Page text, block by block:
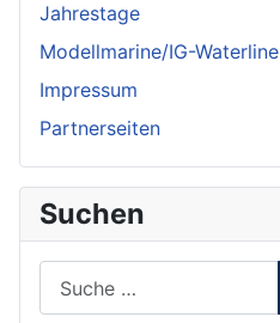
Jahrestage
Modellmarine/IG-Waterline
Impressum
Partnerseiten
Suchen